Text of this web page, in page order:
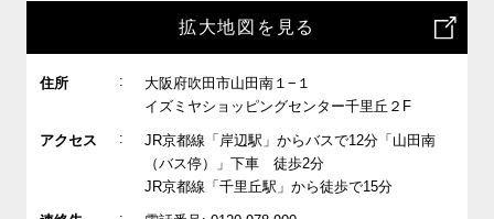
拡大地図を見る
住所 :
大阪府吹田市山田南１−１
イズミヤショッピングセンター千里丘２F
アクセス :
JR京都線「岸辺駅」からバスで12分「山田南
（バス停）」下車 徒歩2分
JR京都線「千里丘駅」から徒歩で15分